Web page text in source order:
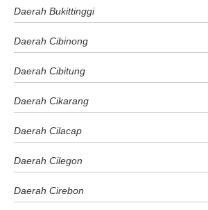
Daerah Bukittinggi
Daerah Cibinong
Daerah Cibitung
Daerah Cikarang
Daerah Cilacap
Daerah Cilegon
Daerah Cirebon